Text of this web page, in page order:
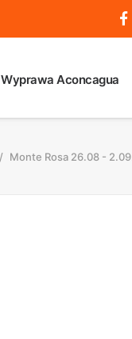
Wyprawa Aconcagua
Monte Rosa 26.08 -